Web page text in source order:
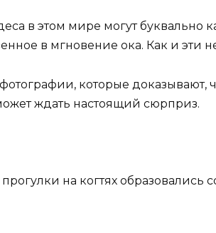
в этом мире могут буквально
в мгновение ока. Как и эти
которые доказывают,
ждать настоящий сюрприз.
на когтях образовались